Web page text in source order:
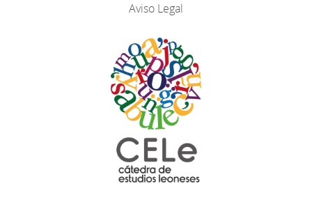
Aviso Legal